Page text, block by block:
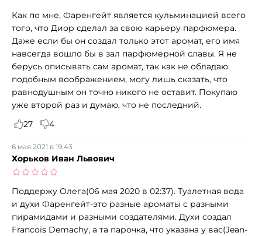
Как по мне, Фаренгейт является кульминацией всего
того, что Диор сделал за свою карьеру парфюмера.
Даже если бы он создал только этот аромат, его имя
навсегда вошло бы в зал парфюмерной славы. Я не
берусь описывать сам аромат, так как не обладаю
подобным воображением, могу лишь сказать, что
равнодушным он точно никого не оставит. Покупаю
уже второй раз и думаю, что не последний.
27
4
Хорьков Иван Львович
6 мая 2021 в 19:43
Поддержу Олега(06 мая 2020 в 02:37). Туалетная вода
и духи Фаренгейт-это разные ароматы с разными
пирамидами и разными создателями. Духи создал
Francois Demachy, а та парочка, что указана у вас(Jean-